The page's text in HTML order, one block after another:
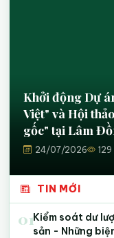
Khởi động Dự
Việt" và Hội
gốc" tại Lâm
24/07/2026 129
TIN MỚI
01Kiểm soát dư
sản - Những